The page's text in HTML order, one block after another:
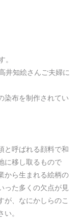
。
井知絵さんご夫婦に
染布を制作されてい
と呼ばれる顔料で和
に移し取るもので
から生まれる絵柄の
った多くの欠点が見
が、なにかしらのこ
。